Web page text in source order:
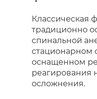
Классическая
традиционно
спинальной
стационарном
оснащенном
реагирования
осложнения.